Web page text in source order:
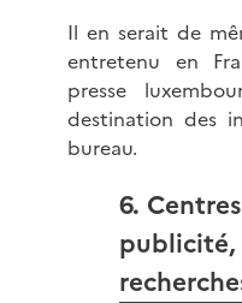
Il en serait de
entretenu en
presse
destination des
bureau.
6.